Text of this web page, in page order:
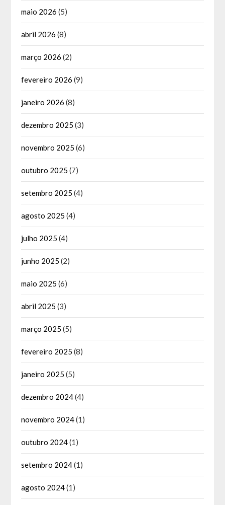
maio 2026 (5)
abril 2026 (8)
março 2026 (2)
fevereiro 2026 (9)
janeiro 2026 (8)
dezembro 2025 (3)
novembro 2025 (6)
outubro 2025 (7)
setembro 2025 (4)
agosto 2025 (4)
julho 2025 (4)
junho 2025 (2)
maio 2025 (6)
abril 2025 (3)
março 2025 (5)
fevereiro 2025 (8)
janeiro 2025 (5)
dezembro 2024(4)
novembro 2024(1)
outubro 2024(1)
setembro 2024(1)
agosto 2024(1)